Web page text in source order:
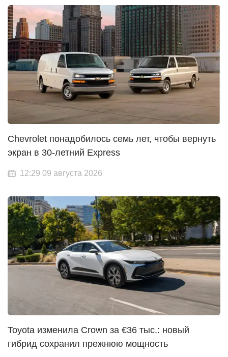
Chevrolet понадобилось семь лет, чтобы вернуть
экран в 30-летний Express
12:29 09 августа 2026
Toyota изменила Crown за €36 тыс.: новый
гибрид сохранил прежнюю мощность